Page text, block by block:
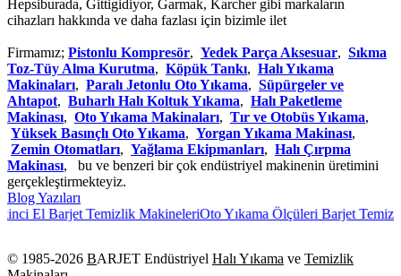
Hepsiburada, Gittigidiyor, Garmak, Karcher gibi markaların
cihazları hakkında ve daha fazlası için bizimle ilet
Firmamız; Pistonlu Kompresör, Yedek Parça Aksesuar, Sıkma
Toz-Tüy Alma Kurutma, Köpük Tankı, Halı Yıkama
Makinaları, Paralı Jetonlu Oto Yıkama, Süpürgeler ve
Ahtapot, Buharlı Halı Koltuk Yıkama, Halı Paketleme
Makinası, Oto Yıkama Makinaları, Tır ve Otobüs Yıkama,
Yüksek Basınçlı Oto Yıkama, Yorgan Yıkama Makinası,
Zemin Otomatları, Yağlama Ekipmanları, Halı Çırpma
Makinası, bu ve benzeri bir çok endüstriyel makinenin üretimini
gerçekleştirmekteyiz.
Blog Yazıları
El Barjet Temizlik MakineleriOto Yıkama Ölçüleri Barjet Temizlik
© 1985-2026 BARJET Endüstriyel Halı Yıkama ve Temizlik